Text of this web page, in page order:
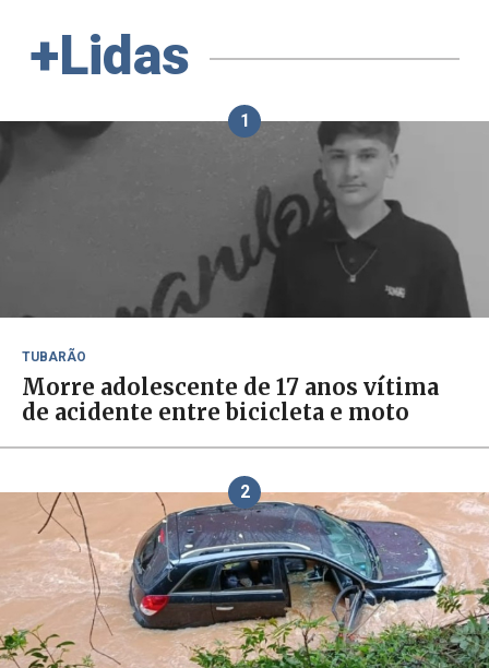
+Lidas
1
TUBARÃO
Morre adolescente de 17 anos vítima
de acidente entre bicicleta e moto
2